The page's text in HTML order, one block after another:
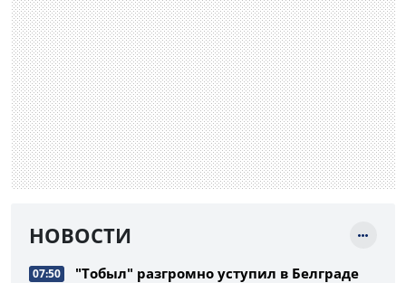
НОВОСТИ
07:50
"Тобыл" разгромно уступил в Белграде